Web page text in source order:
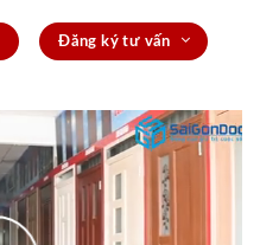
Đăng ký tư vấn